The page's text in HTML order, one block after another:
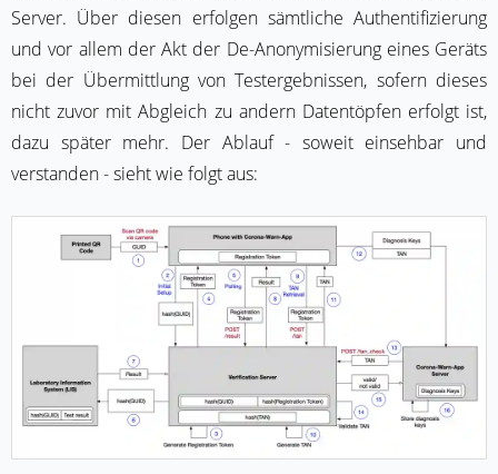
Server. Über diesen erfolgen sämtliche Authentifizierung
und vor allem der Akt der De-Anonymisierung eines Geräts
bei der Übermittlung von Testergebnissen, sofern dieses
nicht zuvor mit Abgleich zu andern Datentöpfen erfolgt ist,
dazu später mehr. Der Ablauf - soweit einsehbar und
verstanden - sieht wie folgt aus: